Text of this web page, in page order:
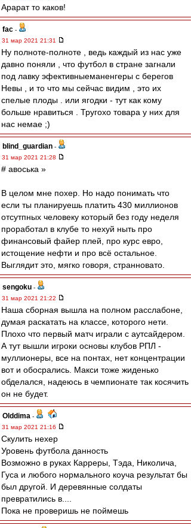
Арарат то каков!
fac -
31 мар 2021 21:31
Ну полноте-полноте , ведь каждый из нас уже
давно поняли , что футбол в стране загнали
под лавку эфективныеманенгеры с берегов
Невы , и то что мы сейчас видим , это их
спелые плоды . или ягодки - тут как кому
больше нравиться . Тругохо товара у них для
нас немае ;)
blind_guardian -
31 мар 2021 21:28
# авоська »
В целом мне похер. Но надо понимать что
если ты планируешь платить 430 миллионов
отсутпных человеку который без году неделя
проработал в клубе то нехуй ныть про
финансовый файер плей, про курс евро,
истощение нефти и про всё остальное.
Выглядит это, мягко говоря, странновато.
sengoku -
31 мар 2021 21:22
Наша сборная вышла на полном расслабоне,
думая раскатать на классе, которого нети.
Плохо что первый матч играли с аутсайдером.
А тут вышли игроки основы клубов РПЛ -
муллионеры, все на понтах, нет концентрации
вот и обосрались. Макси тоже жиденько
обделался, надеюсь в чемпионате так косячить
он не будет.
Olddima -
31 мар 2021 21:16
Скулить нехер
Уровень футбола данность
Возможно в руках Карреры, Тэда, Николича,
Гуса и любого нормального коуча результат бы
был другой. И деревянные солдаты
превратились в....
Пока не проверишь не поймешь